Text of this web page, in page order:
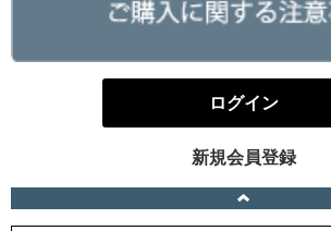
ログイン
新規会員登録